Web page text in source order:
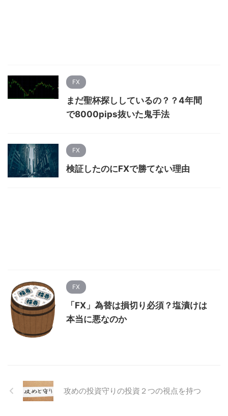
FX
まだ聖杯探ししているの？？4年間
で8000pips抜いた鬼手法
FX
検証したのにFXで勝てない理由
FX
「FX」為替は損切り必須？塩漬けは
本当に悪なのか
攻めの投資守りの投資２つの視点を持つ